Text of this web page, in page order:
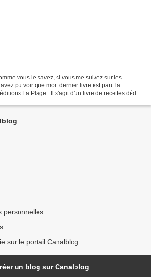
vous le savez, si vous me suivez sur les
pu voir que mon dernier livre est paru la
La Plage . Il s'agit d'un livre de recettes dédié
personnelles
sur le portail Canalblog
un blog sur Canalblog